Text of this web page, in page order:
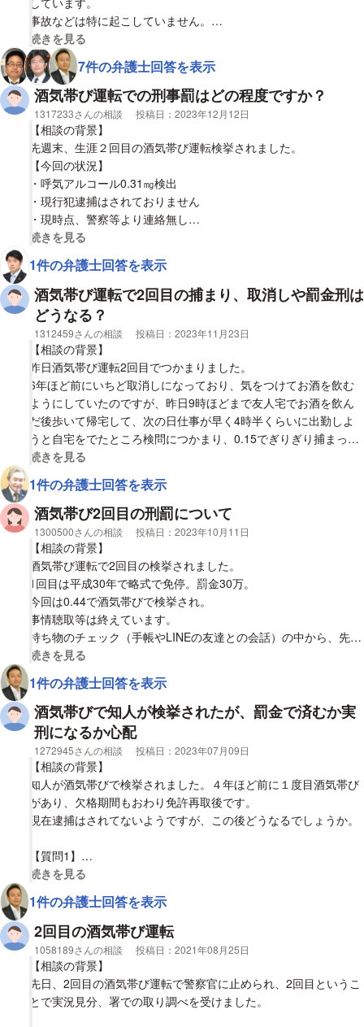
事故などは特に起こしていません。
【質問1】
1回目は罰金刑で済みそうですが、2回目となるとどういった処分
になりますでしょうか？短期間で2回もやってしまっているの
で、やはり逮捕は免れないのでしょうか？
視覚的に省略された相談全文の
続きを見る
7件の弁護士回答を表示
酒気帯び運転での刑事罰はどの程度ですか？
相談者
1317233さんの相談 投稿日： 2023年12月12日
【相談の背景】
先週末、生涯２回目の酒気帯び運転検挙されました。
【今回の状況】
・呼気アルコール0.31㎎検出
・現行犯逮捕はされておりません
・現時点、警察等より連絡無し
【経緯】
１、居酒屋より代行で自宅付近の自敷地まで移動
２、そこから自宅まで200メートル程度運転し到着
３、ここで職務質問⇒検挙
※２の理由は自宅までの道が狭小のため代行が行けなかった
【１度目の状況】
・時期：22～23年前
・略式裁判にて10万円程の罰金
多少記憶が曖昧となっております
今後、意見の聴取が行われると思われますが
罰金刑に収まって欲しいのが本音です。
罪を犯していながら恐縮ですが
【質問1】
刑事罰はどの位になるでしょうか？
視覚的に省略された相談全文の
続きを見る
1件の弁護士回答を表示
酒気帯び運転で2回目の捕まり、取消しや罰金刑は
どうなる？
相談者
1312459さんの相談 投稿日： 2023年11月23日
【相談の背景】
昨日酒気帯び運転2回目でつかまりました。
6年ほど前にいちど取消しになっており、気をつけてお酒を飲む
ようにしていたのですが、昨日9時ほどまで友人宅でお酒を飲ん
だ後歩いて帰宅して、次の日仕事が早く4時半くらいに出勤しよ
うと自宅をでたところ検問につかまり、0.15でぎりぎり捕まって
しまいました。
一度あります。
直近の1年は違反なしです。
七時間ほど開けており、残っている感もなかったのですが、本当
に反省しています
【質問1】
取消し、実刑、罰金刑等はどうなりますでしょうか？
視覚的に省略された相談全文の
続きを見る
1件の弁護士回答を表示
酒気帯び2回目の刑罰について
相談者
1300500さんの相談 投稿日： 2023年10月11日
【相談の背景】
酒気帯び運転で2回目の検挙されました。
1回目は平成30年で略式で免停。罰金30万。
今回は0.44で酒気帯びで検挙され。
事情聴取等は終えています。
持ち物のチェック（手帳やLINEの友達との会話）の中から、先月
にも飲酒運転をしたのではないかと見られているようで、
【質問1】
私にはその件についてまだ何も聞かれていませんが
先に警察に報告した方がよいのでしょうか？
また、その分の飲酒が判明した場合の刑罰はどうなるのでしょう
か？
視覚的に省略された相談全文の
続きを見る
1件の弁護士回答を表示
酒気帯びで知人が検挙されたが、罰金で済むか実
刑になるか心配
相談者
1272945さんの相談 投稿日： 2023年07月09日
【相談の背景】
知人が酒気帯びで検挙されました。４年ほど前に１度目酒気帯び
があり、欠格期間もおわり免許再取後です。
現在逮捕はされてないようですが、この後どうなるでしょうか。
【質問1】
今回は罰金で済むでしょうか。実刑となるでしょうか。
視覚的に省略された相談全文の
続きを見る
1件の弁護士回答を表示
2回目の酒気帯び運転
相談者
1058189さんの相談 投稿日： 2021年08月25日
【相談の背景】
先日、2回目の酒気帯び運転で警察官に止められ、2回目というこ
とで実況見分、署での取り調べを受けました。